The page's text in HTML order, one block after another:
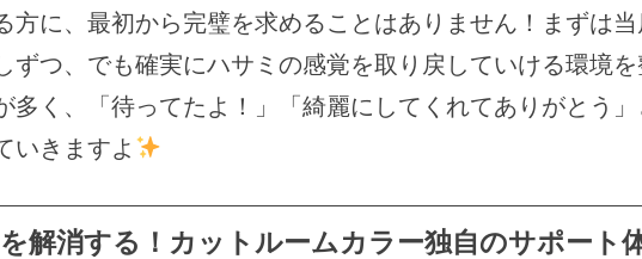
方に、最初から完璧を求めることはありません！まずは
ずつ、でも確実にハサミの感覚を取り戻していける環境
多く、「待ってたよ！」「綺麗にしてくれてありがとう
いきますよ
解消する！カットルームカラー独自のサポート